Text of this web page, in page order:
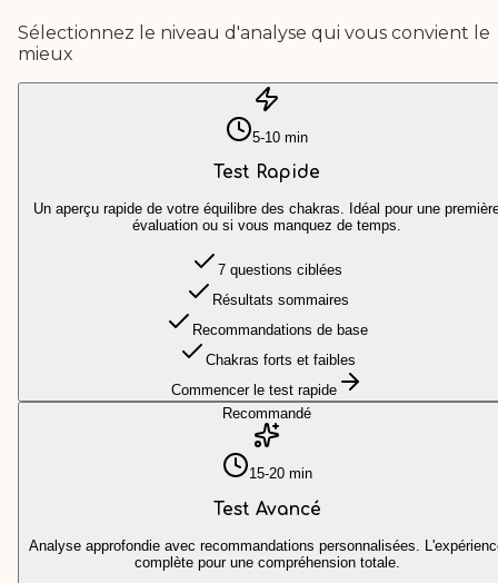
Sélectionnez le niveau d'analyse qui vous convient le
mieux
5-10 min
Test Rapide
Un aperçu rapide de votre équilibre des chakras. Idéal pour une
évaluation ou si vous manquez de temps.
7 questions ciblées
Résultats sommaires
Recommandations de base
Chakras forts et faibles
Commencer le test rapide
Recommandé
15-20 min
Test Avancé
Analyse approfondie avec recommandations personnalisées.
complète pour une compréhension totale.